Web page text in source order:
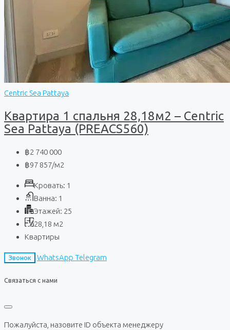
Centric Sea Pattaya
Квартира 1 спальня 28,18м2 – Centric
Sea Pattaya (PREACS560)
฿2 740 000
฿97 857/м2
Кровать: 1
Ванна: 1
Этажей: 25
28,18 м2
Квартиры
Звонок WhatsApp Telegram
Связаться с нами
Пожалуйста, назовите ID объекта менеджеру